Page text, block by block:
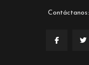
Contáctanos: